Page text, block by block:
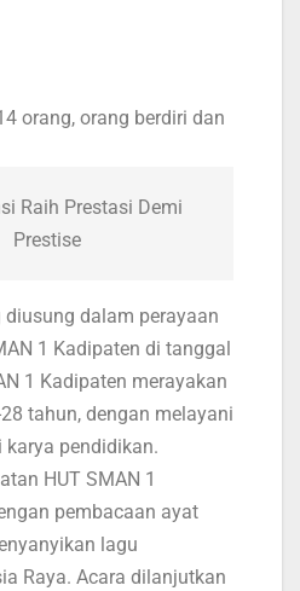
Raih Prestasi Demi
Prestise
diusung dalam perayaan
1 Kadipaten di tanggal
1 Kadipaten merayakan
tahun, dengan melayani
pendidikan.
HUT SMAN 1
pembacaan ayat
lagu
Raya. Acara dilanjutkan